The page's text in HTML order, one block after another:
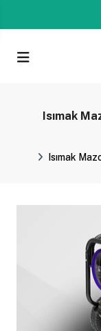
Isımak
Isımak